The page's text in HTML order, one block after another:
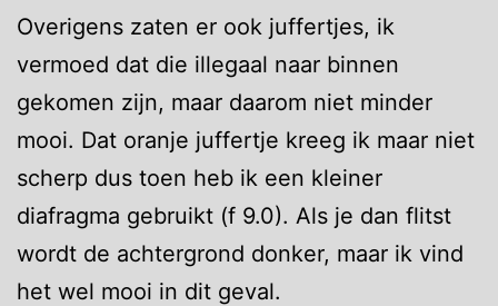
Overigens zaten er ook juffertjes, ik
vermoed dat die illegaal naar binnen
gekomen zijn, maar daarom niet minder
mooi. Dat oranje juffertje kreeg ik maar niet
scherp dus toen heb ik een kleiner
diafragma gebruikt (f 9.0). Als je dan flitst
wordt de achtergrond donker, maar ik vind
het wel mooi in dit geval.